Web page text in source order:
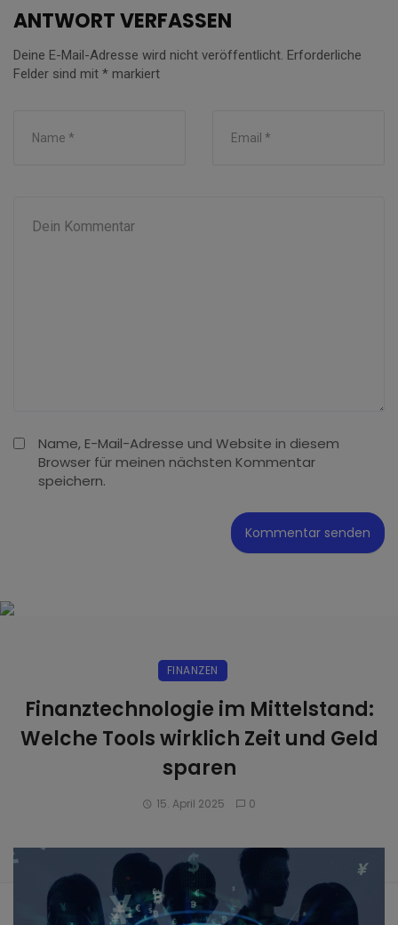
ANTWORT VERFASSEN
Deine E-Mail-Adresse wird nicht veröffentlicht. Erforderliche
Felder sind mit * markiert
Name, E-Mail-Adresse und Website in diesem
Browser für meinen nächsten Kommentar
speichern.
FINANZEN
Finanztechnologie im Mittelstand:
Welche Tools wirklich Zeit und Geld
sparen
15. April 2025 0